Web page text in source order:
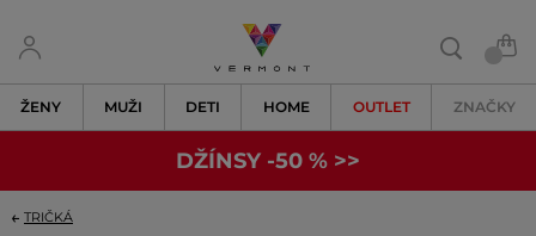
ŽENY MUŽI DETI HOME OUTLET ZNAČKY
DŽÍNSY -50 % >>
TRIČKÁ